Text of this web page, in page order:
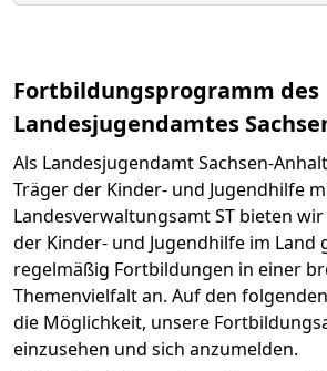
Fortbildungsprogramm des
Landesjugendamtes
Als Landesjugendamt Sachsen-
Träger der Kinder- und Jugendhilfe
Landesverwaltungsamt ST bieten
der Kinder- und Jugendhilfe im Land
regelmäßig Fortbildungen in einer
Themenvielfalt an. Auf den
die Möglichkeit, unsere
einzusehen und sich anzumelden.